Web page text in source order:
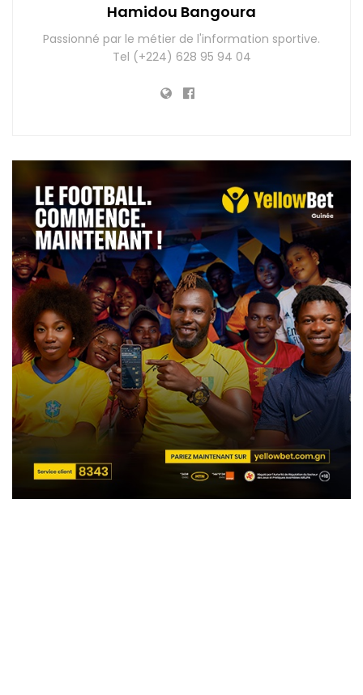
Hamidou Bangoura
Passionné par le métier de l'information sportive.
Tel (+224) 628 95 94 04